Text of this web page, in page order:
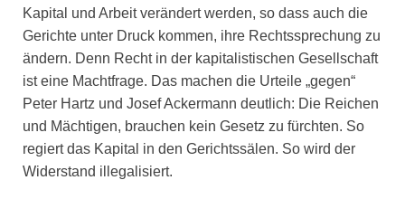
Kapital und Arbeit verändert werden, so dass auch die
Gerichte unter Druck kommen, ihre Rechtssprechung zu
ändern. Denn Recht in der kapitalistischen Gesellschaft
ist eine Machtfrage. Das machen die Urteile „gegen“
Peter Hartz und Josef Ackermann deutlich: Die Reichen
und Mächtigen, brauchen kein Gesetz zu fürchten. So
regiert das Kapital in den Gerichtssälen. So wird der
Widerstand illegalisiert.